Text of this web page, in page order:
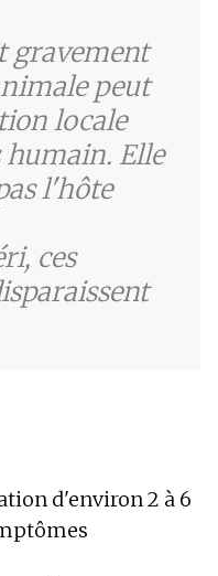
gravement
peut
locale
humain. Elle
l'hôte
ces
d'environ 2 à 6